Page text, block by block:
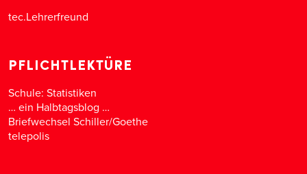
tec.Lehrerfreund
PFLICHTLEKTÜRE
Schule: Statistiken
… ein Halbtagsblog …
Briefwechsel Schiller/Goethe
telepolis